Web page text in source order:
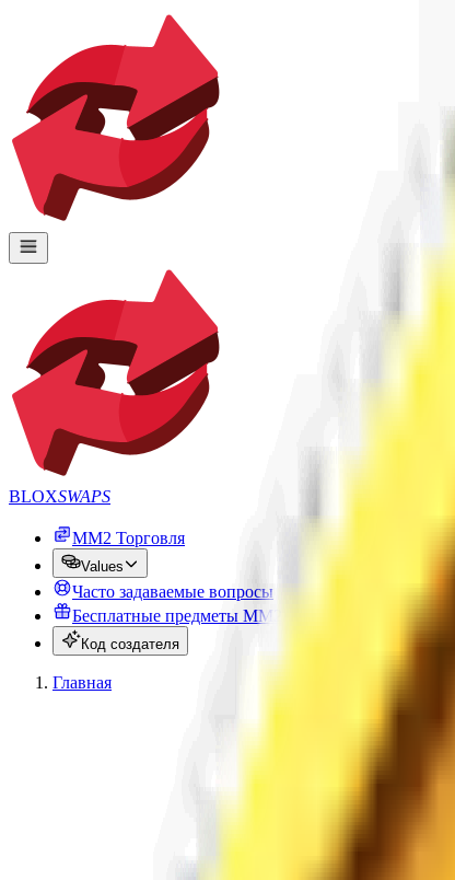
BLOXSWAPS
MM2 Торговля
Values
Часто задаваемые вопросы
Бесплатные предметы MM2
Код создателя
Главная